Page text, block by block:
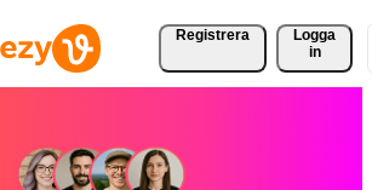
Registrera
Logga
in